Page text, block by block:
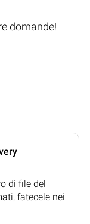
domande!
di file del
fatecele nei